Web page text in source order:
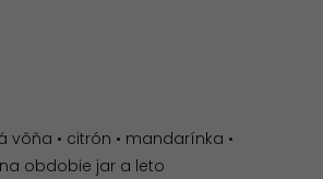
• citrón • mandarínka •
obdobie jar a leto